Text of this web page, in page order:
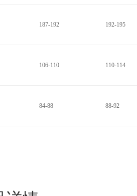
187-192 192-195
106-110 110-114
84-88 88-92